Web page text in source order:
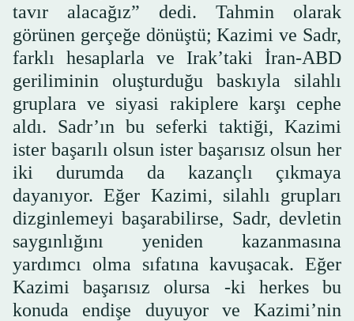
tavır alacağız” dedi. Tahmin olarak
görünen gerçeğe dönüştü; Kazimi ve Sadr,
farklı hesaplarla ve Irak’taki İran-ABD
geriliminin oluşturduğu baskıyla silahlı
gruplara ve siyasi rakiplere karşı cephe
aldı. Sadr’ın bu seferki taktiği, Kazimi
ister başarılı olsun ister başarısız olsun her
iki durumda da kazançlı çıkmaya
dayanıyor. Eğer Kazimi, silahlı grupları
dizginlemeyi başarabilirse, Sadr, devletin
saygınlığını yeniden kazanmasına
yardımcı olma sıfatına kavuşacak. Eğer
Kazimi başarısız olursa -ki herkes bu
konuda endişe duyuyor ve Kazimi’nin